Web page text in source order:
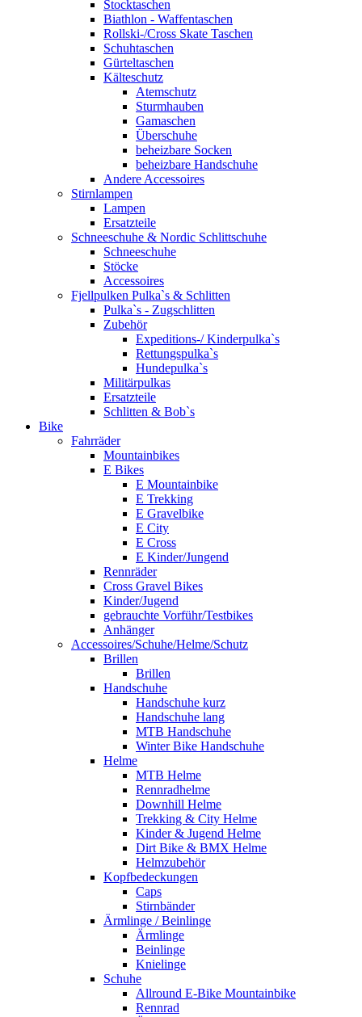
Stocktaschen
Biathlon - Waffentaschen
Rollski-/Cross Skate Taschen
Schuhtaschen
Gürteltaschen
Kälteschutz
Atemschutz
Sturmhauben
Gamaschen
Überschuhe
beheizbare Socken
beheizbare Handschuhe
Andere Accessoires
Stirnlampen
Lampen
Ersatzteile
Schneeschuhe & Nordic Schlittschuhe
Schneeschuhe
Stöcke
Accessoires
Fjellpulken Pulka`s & Schlitten
Pulka`s - Zugschlitten
Zubehör
Expeditions-/ Kinderpulka`s
Rettungspulka`s
Hundepulka`s
Militärpulkas
Ersatzteile
Schlitten & Bob`s
Bike
Fahrräder
Mountainbikes
E Bikes
E Mountainbike
E Trekking
E Gravelbike
E City
E Cross
E Kinder/Jungend
Rennräder
Cross Gravel Bikes
Kinder/Jugend
gebrauchte Vorführ/Testbikes
Anhänger
Accessoires/Schuhe/Helme/Schutz
Brillen
Brillen
Handschuhe
Handschuhe kurz
Handschuhe lang
MTB Handschuhe
Winter Bike Handschuhe
Helme
MTB Helme
Rennradhelme
Downhill Helme
Trekking & City Helme
Kinder & Jugend Helme
Dirt Bike & BMX Helme
Helmzubehör
Kopfbedeckungen
Caps
Stirnbänder
Ärmlinge / Beinlinge
Ärmlinge
Beinlinge
Knielinge
Schuhe
Allround E-Bike Mountainbike
Rennrad